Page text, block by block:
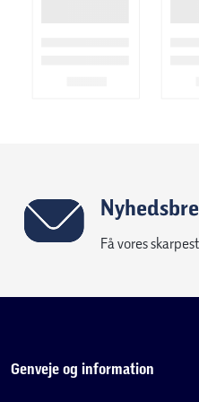
Få vores
Genveje og information